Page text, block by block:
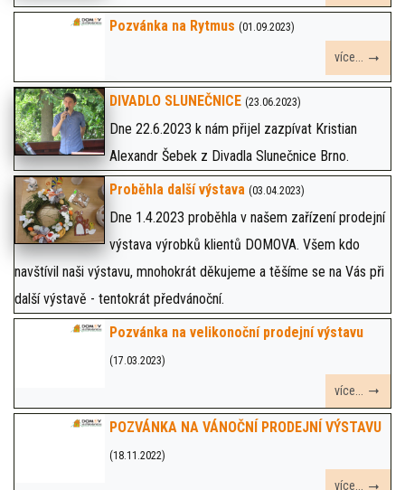
Pozvánka na Rytmus (01.09.2023)
více...
DIVADLO SLUNEČNICE (23.06.2023)
Dne 22.6.2023 k nám přijel zazpívat Kristian
Alexandr Šebek z Divadla Slunečnice Brno.
Proběhla další výstava (03.04.2023)
Dne 1.4.2023 proběhla v našem zařízení prodejní
výstava výrobků klientů DOMOVA. Všem kdo
navštívil naši výstavu, mnohokrát děkujeme a těšíme se na Vás při
další výstavě - tentokrát předvánoční.
Pozvánka na velikonoční prodejní výstavu
(17.03.2023)
více...
POZVÁNKA NA VÁNOČNÍ PRODEJNÍ VÝSTAVU
(18.11.2022)
více...